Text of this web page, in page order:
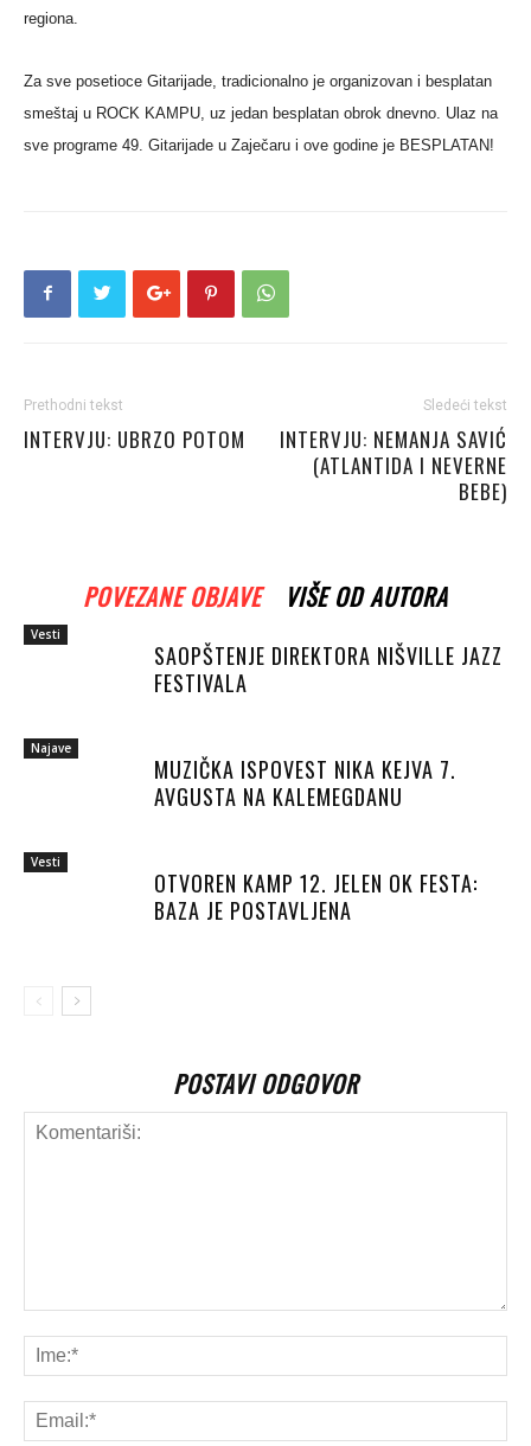
regiona.
Za sve posetioce Gitarijade, tradicionalno je organizovan i besplatan
smeštaj u ROCK KAMPU, uz jedan besplatan obrok dnevno. Ulaz na
sve programe 49. Gitarijade u Zaječaru i ove godine je BESPLATAN!
Prethodni tekst
INTERVJU: UBRZO POTOM
Sledeći tekst
INTERVJU: NEMANJA SAVIĆ
(ATLANTIDA I NEVERNE
BEBE)
POVEZANE OBJAVE VIŠE OD AUTORA
Vesti
SAOPŠTENJE DIREKTORA NIŠVILLE JAZZ
FESTIVALA
Najave
MUZIČKA ISPOVEST NIKA KEJVA 7.
AVGUSTA NA KALEMEGDANU
Vesti
OTVOREN KAMP 12. JELEN OK FESTA:
BAZA JE POSTAVLJENA
POSTAVI ODGOVOR